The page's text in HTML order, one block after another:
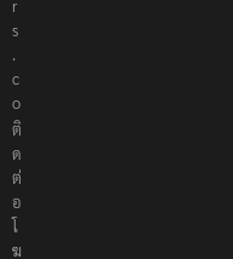
r
s
.
c
o
ติ
ด
ต่
อ
โ
ฆ